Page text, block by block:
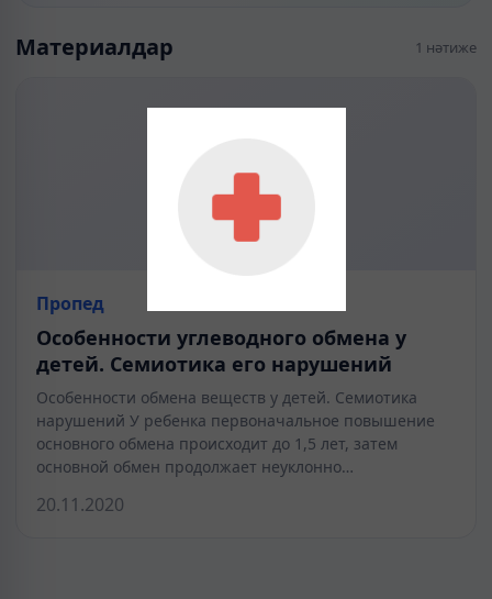
Материалдар 1 нәтиже
Пропед
Особенности углеводного обмена у
детей. Семиотика его нарушений
Особенности обмена веществ у детей. Семиотика
нарушений У ребенка первоначальное повышение
основного обмена происходит до 1,5 лет, затем
основной обмен продолжает неуклонно…
20.11.2020